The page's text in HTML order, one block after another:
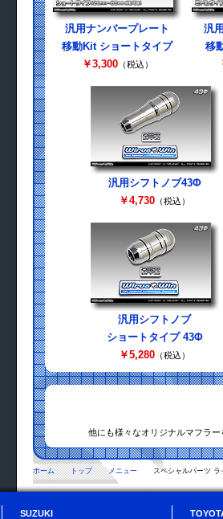
汎用ナンバープレート
移動Kit ショートタイプ
￥3,300（税込）
汎
移
汎用シフトノブ43Φ
￥4,730 （税込）
汎用シフトノブ
ショートタイプ 43Φ
￥5,280 （税込）
他にも様々なオリジナルマフラ
ホーム トップ メニュー スペシャルパーツ ラ
SUZUKI